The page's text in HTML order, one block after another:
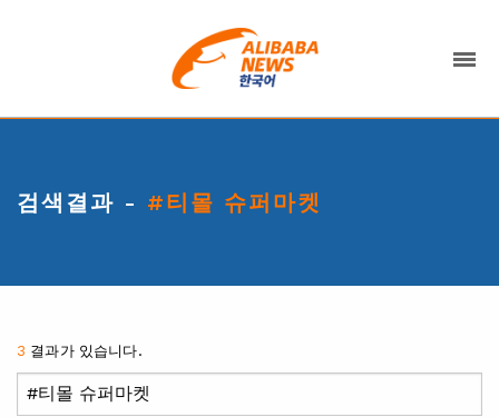
검색결과 - #티몰 슈퍼마켓
3 결과가 있습니다.